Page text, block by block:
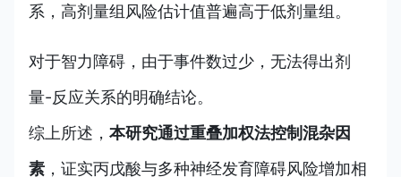
系，高剂量组风险估计值普遍高于低剂量组。
对于智力障碍，由于事件数过少，无法得出剂
量-反应关系的明确结论。
综上所述， 本研究通过重叠加权法控制混杂因
素 ，证实丙戊酸与多种神经发育障碍风险增加相